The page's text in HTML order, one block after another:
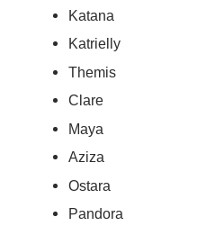
Katana
Katrielly
Themis
Clare
Maya
Aziza
Ostara
Pandora